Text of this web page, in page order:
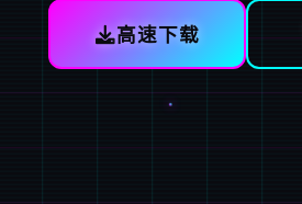
高速下载